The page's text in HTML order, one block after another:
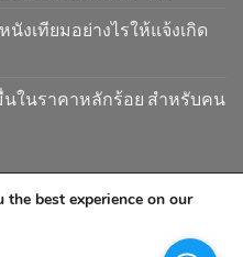
งเทียมอย่างไรให้แจ้งเกิด
ในราคาหลักร้อย สำหรับคน
. All condition is
reserves the right to
best experience on our